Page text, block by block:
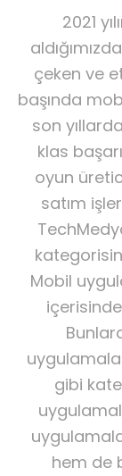
2021
çeken ve
başında
son
klas
oyun
satım
Mobil
gibi
hem de